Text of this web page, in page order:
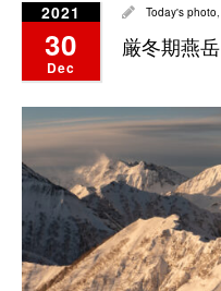
2021
30
Dec
Today's photo,
厳冬期燕岳